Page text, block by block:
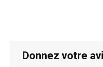
Donnez votre